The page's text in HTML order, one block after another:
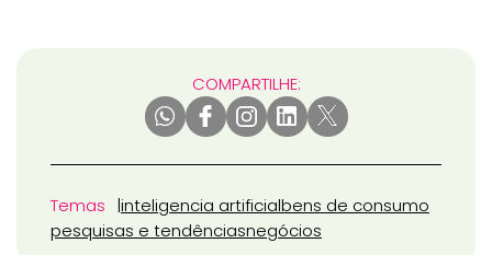
COMPARTILHE:
Temas inteligencia artificialbens de consumo
pesquisas e tendênciasnegócios